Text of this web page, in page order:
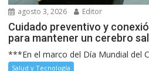
agosto 3, 2026 Editor
Cuidado preventivo y
para mantener un cerebro
***En el marco del Día Mundial del
Salud y Tecnología